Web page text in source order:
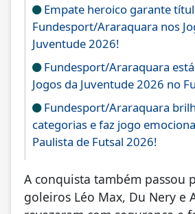
Empate heroico garante
Fundesport/Araraquara nos
Juventude 2026!
Fundesport/Araraquara
Jogos da Juventude 2026 no
Fundesport/Araraquara
categorias e faz jogo
Paulista de Futsal 2026!
A conquista também passou
goleiros Léo Max, Du Nery e